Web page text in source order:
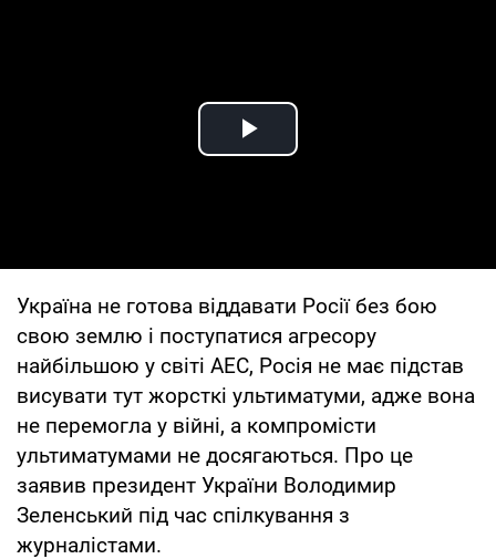
Play Video
Україна не готова віддавати Росії без бою
свою землю і поступатися агресору
найбільшою у світі АЕС, Росія не має підстав
висувати тут жорсткі ультиматуми, адже вона
не перемогла у війні, а компромісти
ультиматумами не досягаються. Про це
заявив президент України Володимир
Зеленський під час спілкування з
журналістами.